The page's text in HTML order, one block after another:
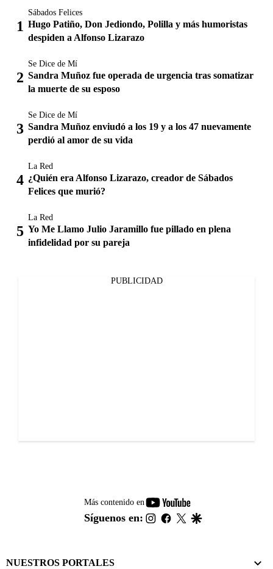
Sábados Felices
Hugo Patiño, Don Jediondo, Polilla y más humoristas
despiden a Alfonso Lizarazo
Se Dice de Mí
Sandra Muñoz fue operada de urgencia tras somatizar
la muerte de su esposo
Se Dice de Mí
Sandra Muñoz enviudó a los 19 y a los 47 nuevamente
perdió al amor de su vida
La Red
¿Quién era Alfonso Lizarazo, creador de Sábados
Felices que murió?
La Red
Yo Me Llamo Julio Jaramillo fue pillado en plena
infidelidad por su pareja
PUBLICIDAD
Más contenido en
youtube-
footer
Síguenos en: instagram
facebook
twitter
NUESTROS PORTALES